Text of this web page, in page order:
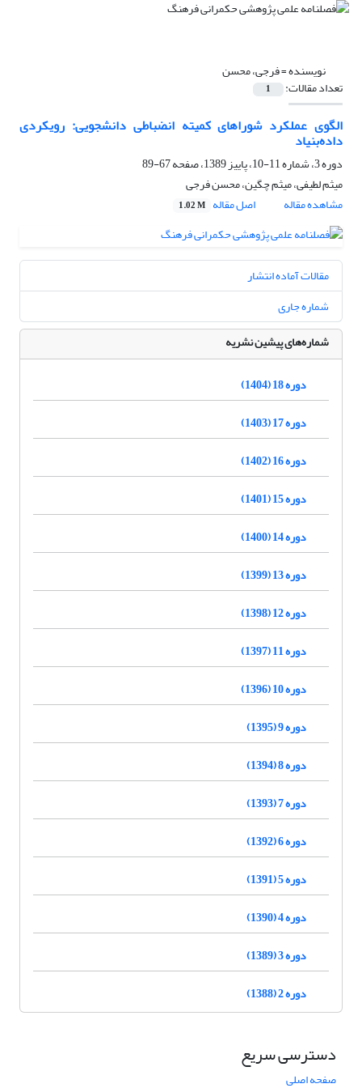
نویسنده =فرجی، محسن
تعداد مقالات: 1
الگوی عملکرد شوراهای کمیته انضباطی دانشجویی: رویکردی
داده‌بنیاد
دوره 3، شماره 11-10، پاییز 1389، صفحه
67-89
میثم لطیفی، میثم چگین، محسن فرجی
مشاهده مقاله
اصل مقاله 1.02 M
مقالات آماده انتشار
شماره جاری
شماره‌های پیشین نشریه
دوره 18 (1404)
دوره 17 (1403)
دوره 16 (1402)
دوره 15 (1401)
دوره 14 (1400)
دوره 13 (1399)
دوره 12 (1398)
دوره 11 (1397)
دوره 10 (1396)
دوره 9 (1395)
دوره 8 (1394)
دوره 7 (1393)
دوره 6 (1392)
دوره 5 (1391)
دوره 4 (1390)
دوره 3 (1389)
دوره 2 (1388)
دسترسی سریع
صفحه اصلی